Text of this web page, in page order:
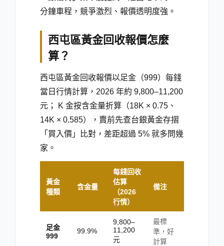
分鐘車程，競爭激烈、報價透明度強。
西屯區黃金回收報價怎麼
算？
西屯區黃金回收報價以足金（999）每錢
當日行情計算，2026 年約 9,800–11,200
元； K 金按含金量折算（18K × 0.75、
14K × 0.585），賣前先查台銀黃金存摺
「買入價」比對，差距超過 5% 就多問幾
家。
黃金
種類
含金量
每錢回收
估算
（2026
行情）
備注
足金
999
99.9%
9,800–
11,200
元
最標
準，好
計算